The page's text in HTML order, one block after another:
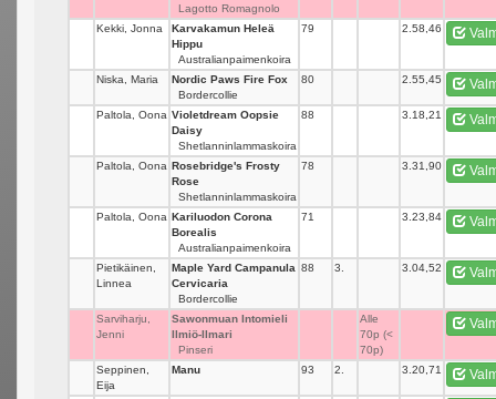
Lagotto Romagnolo
Kekki, Jonna
Karvakamun Heleä
Hippu
Australianpaimenkoira
79 2.58,46
Niska, Maria
Nordic Paws Fire Fox
Bordercollie
80 2.55,45
Paltola, Oona Violetdream Oopsie
Daisy
Shetlanninlammaskoira
88 3.18,21
Paltola, Oona Rosebridge's Frosty
Rose
Shetlanninlammaskoira
78 3.31,90
Paltola, Oona Kariluodon Corona
Borealis
Australianpaimenkoira
71 3.23,84
Pietikäinen,
Linnea
Maple Yard Campanula
Cervicaria
Bordercollie
88 3. 3.04,52
Sarviharju,
Jenni
Sawonmuan Intomieli
Ilmiö-Ilmari
Pinseri
Alle
70p (<
70p)
Seppinen,
Eija
Manu 93 2. 3.20,71